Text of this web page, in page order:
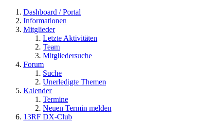
Dashboard / Portal
Informationen
Mitglieder
Letzte Aktivitäten
Team
Mitgliedersuche
Forum
Suche
Unerledigte Themen
Kalender
Termine
Neuen Termin melden
13RF DX-Club